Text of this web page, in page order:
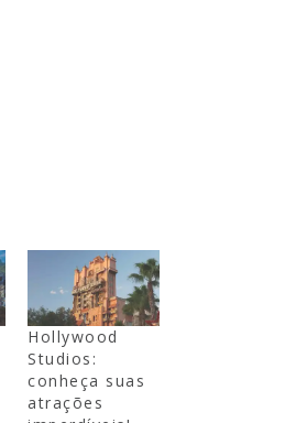
Hollywood
Studios:
conheça suas
atrações